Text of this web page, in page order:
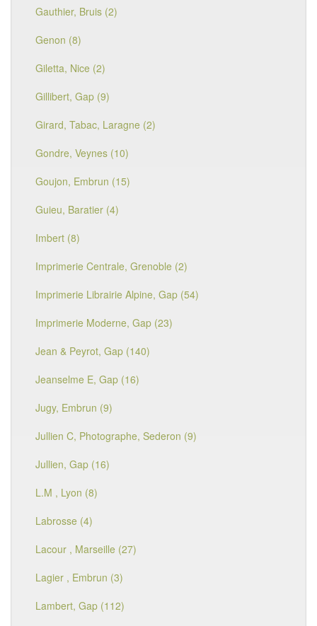
Gauthier, Bruis (2)
Genon (8)
Giletta, Nice (2)
Gillibert, Gap (9)
Girard, Tabac, Laragne (2)
Gondre, Veynes (10)
Goujon, Embrun (15)
Guieu, Baratier (4)
Imbert (8)
Imprimerie Centrale, Grenoble (2)
Imprimerie Librairie Alpine, Gap (54)
Imprimerie Moderne, Gap (23)
Jean & Peyrot, Gap (140)
Jeanselme E, Gap (16)
Jugy, Embrun (9)
Jullien C, Photographe, Sederon (9)
Jullien, Gap (16)
L.M , Lyon (8)
Labrosse (4)
Lacour , Marseille (27)
Lagier , Embrun (3)
Lambert, Gap (112)